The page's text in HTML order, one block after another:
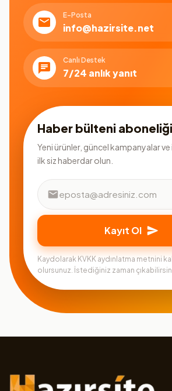
E-Posta
info@hazirsite.net
Canlı Destek
7/24 anlık yanıt
Haber bülteni aboneliği
Yeni ürünler, güncel kampanyalar
ilk siz haberdar olun.
Kayıt Ol
Kaydolarak KVKK aydınlatma metnini
olursunuz. İstediğiniz zaman